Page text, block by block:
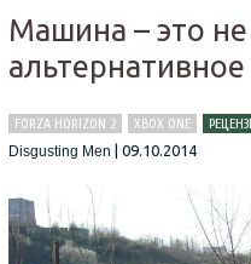
Машина – это
FORZA HORIZON 2 XBOX ONE
Disgusting Men
09.10.2014